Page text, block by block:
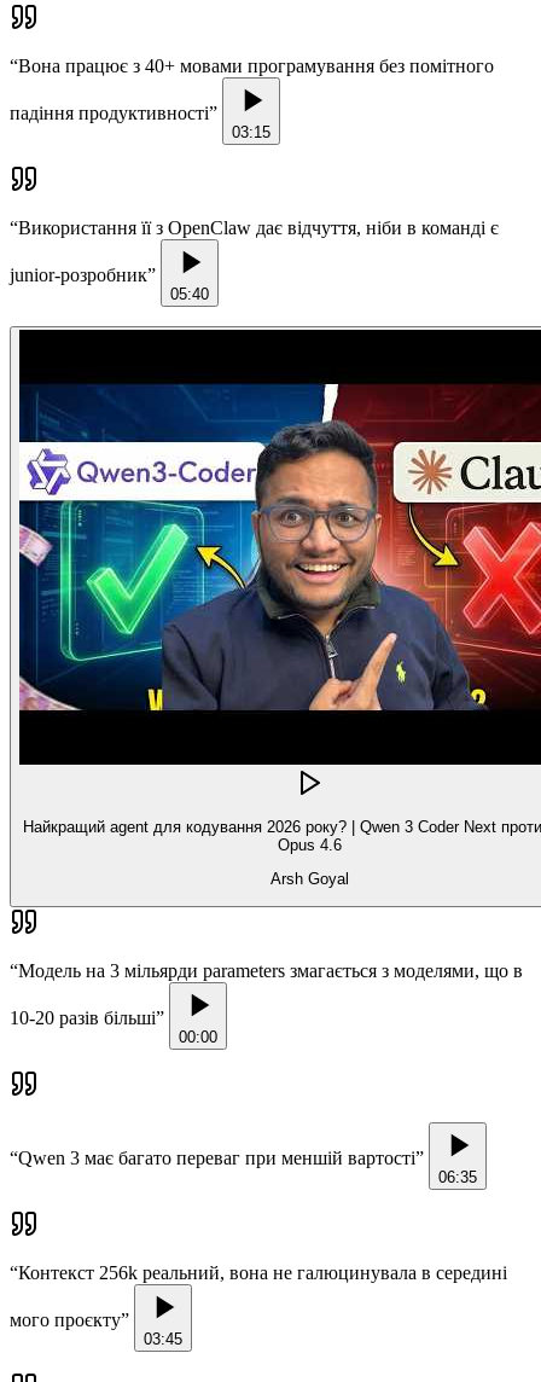
“Вона працює з 40+ мовами програмування без помітного
падіння продуктивності”
03:15
“Використання її з OpenClaw дає відчуття, ніби в команді є
junior-розробник”
05:40
Найкращий agent для кодування 2026 року? | Qwen 3 Coder Next
Opus 4.6
Arsh Goyal
“Модель на 3 мільярди parameters змагається з моделями, що в
10-20 разів більші”
00:00
“Qwen 3 має багато переваг при меншій вартості”
06:35
“Контекст 256k реальний, вона не галюцинувала в середині
мого проєкту”
03:45